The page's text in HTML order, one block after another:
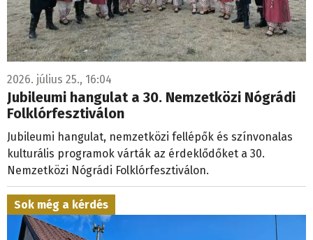
2026. július 25., 16:04
Jubileumi hangulat a 30. Nemzetközi Nógrádi
Folklórfesztiválon
Jubileumi hangulat, nemzetközi fellépők és színvonalas
kulturális programok várták az érdeklődőket a 30.
Nemzetközi Nógrádi Folklórfesztiválon.
Sok még a kérdés